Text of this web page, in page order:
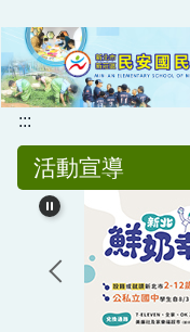
到
主
要
內
容
:::
活動宣導